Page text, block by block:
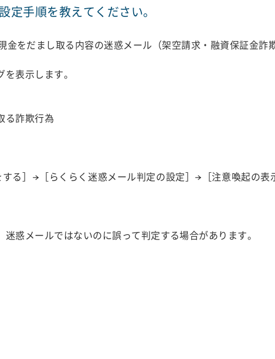
定手順を教えてください。
をだまし取る内容の迷惑メール（架空請求・融資保証金詐
表示します。
る詐欺行為
る］→［らくらく迷惑メール判定の設定］→［注意喚起の表
惑メールではないのに誤って判定する場合があります。